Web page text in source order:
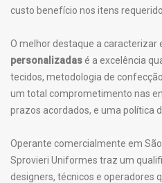
custo benefício nos itens
O melhor destaque a caracterizar
personalizadasé a excelência
tecidos, metodologia de
um total comprometimento nas
prazos acordados, e uma política
Operante comercialmente em
Sprovieri Uniformes traz um
designers, técnicos e operadores